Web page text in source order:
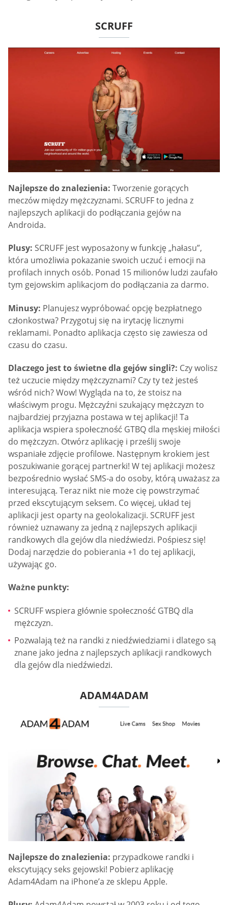
SCRUFF
Najlepsze do znalezienia: Tworzenie gorących
meczów między mężczyznami. SCRUFF to jedna z
najlepszych aplikacji do podłączania gejów na
Androida.
Plusy: SCRUFF jest wyposażony w funkcję „hałasu”,
która umożliwia pokazanie swoich uczuć i emocji na
profilach innych osób. Ponad 15 milionów ludzi zaufało
tym gejowskim aplikacjom do podłączania za darmo.
Minusy: Planujesz wypróbować opcję bezpłatnego
członkostwa? Przygotuj się na irytację licznymi
reklamami. Ponadto aplikacja często się zawiesza od
czasu do czasu.
Dlaczego jest to świetne dla gejów singli?: Czy wolisz
też uczucie między mężczyznami? Czy ty też jesteś
wśród nich? Wow! Wygląda na to, że stoisz na
właściwym progu. Mężczyźni szukający mężczyzn to
najbardziej przyjazna postawa w tej aplikacji! Ta
aplikacja wspiera społeczność GTBQ dla męskiej miłości
do mężczyzn. Otwórz aplikację i prześlij swoje
wspaniałe zdjęcie profilowe. Następnym krokiem jest
poszukiwanie gorącej partnerki! W tej aplikacji możesz
bezpośrednio wysłać SMS-a do osoby, którą uważasz za
interesującą. Teraz nikt nie może cię powstrzymać
przed ekscytującym seksem. Co więcej, układ tej
aplikacji jest oparty na geolokalizacji. SCRUFF jest
również uznawany za jedną z najlepszych aplikacji
randkowych dla gejów dla niedźwiedzi. Pośpiesz się!
Dodaj narzędzie do pobierania +1 do tej aplikacji,
używając go.
Ważne punkty:
SCRUFF wspiera głównie społeczność GTBQ dla
mężczyzn.
Pozwalają też na randki z niedźwiedziami i dlatego są
znane jako jedna z najlepszych aplikacji randkowych
dla gejów dla niedźwiedzi.
ADAM4ADAM
Najlepsze do znalezienia: przypadkowe randki i
ekscytujący seks gejowski! Pobierz aplikację
Adam4Adam na iPhone’a ze sklepu Apple.